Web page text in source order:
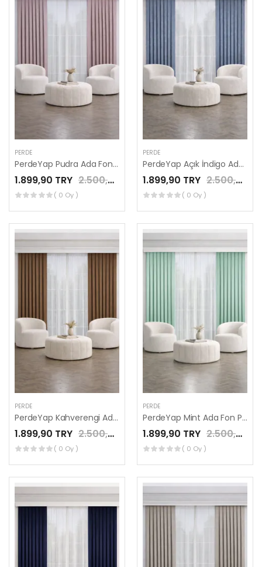
PERDE
PerdeYap Pudra Ada Fon Perde Tek Kanat 1/3 Sık Pile
1.899,90 TRY 2.500,00 TRY
( 0 Oy )
PERDE
PerdeYap Açık İndigo Ada Fon Perde Tek Kanat 1/3 Sık Pile
1.899,90 TRY 2.500,00 TRY
( 0 Oy )
PERDE
PerdeYap Kahverengi Ada Fon Perde Tek Kanat 1/3 Sık Pile
1.899,90 TRY 2.500,00 TRY
( 0 Oy )
PERDE
PerdeYap Mint Ada Fon Perde Tek Kanat 1/3 Sık Pile
1.899,90 TRY 2.500,00 TRY
( 0 Oy )